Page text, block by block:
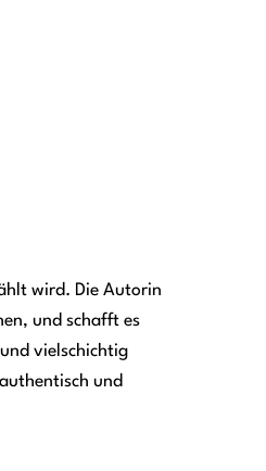
wird. Die Autorin
und schafft es
vielschichtig
und